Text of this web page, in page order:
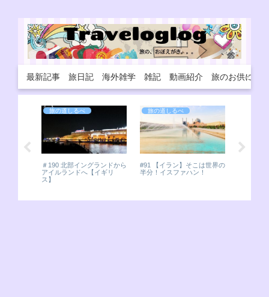
最新記事 旅日記 海外雑学 雑記 動画紹介 旅のお供に
旅の道しるべ
＃190 北部イングランドから
アイルランドへ【イギリ
ス】
旅の道しるべ
#91 【イラン】そこは世界の
半分！イスファハン！